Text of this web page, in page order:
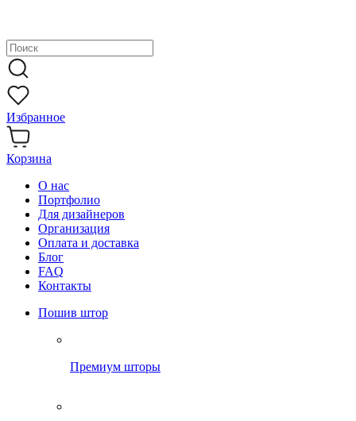
Избранное
Корзина
О нас
Портфолио
Для дизайнеров
Организация
Оплата и доставка
Блог
FAQ
Контакты
Пошив штор
Премиум шторы